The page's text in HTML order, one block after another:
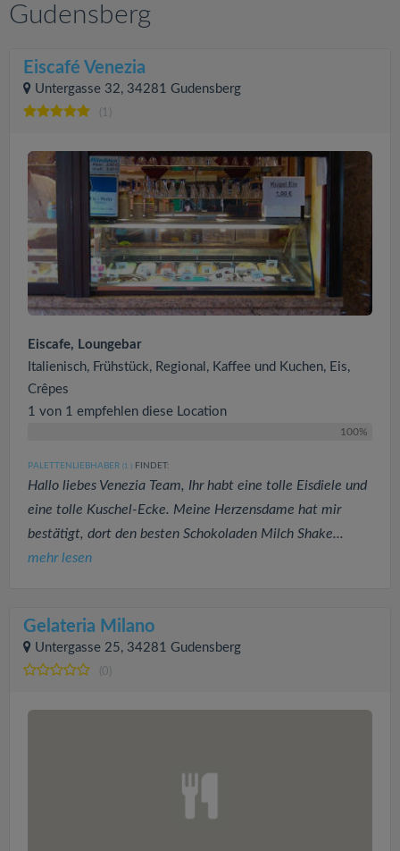
Gudensberg
Eiscafé Venezia
Untergasse 32, 34281 Gudensberg
(1)
Eiscafe, Loungebar
Italienisch, Frühstück, Regional, Kaffee und Kuchen, Eis,
Crêpes
1 von 1 empfehlen diese Location
100%
PALETTENLIEBHABER (1 ) FINDET:
Hallo liebes Venezia Team, Ihr habt eine tolle Eisdiele und
eine tolle Kuschel-Ecke. Meine Herzensdame hat mir
bestätigt, dort den besten Schokoladen Milch Shake...
mehr lesen
Gelateria Milano
Untergasse 25, 34281 Gudensberg
(0)